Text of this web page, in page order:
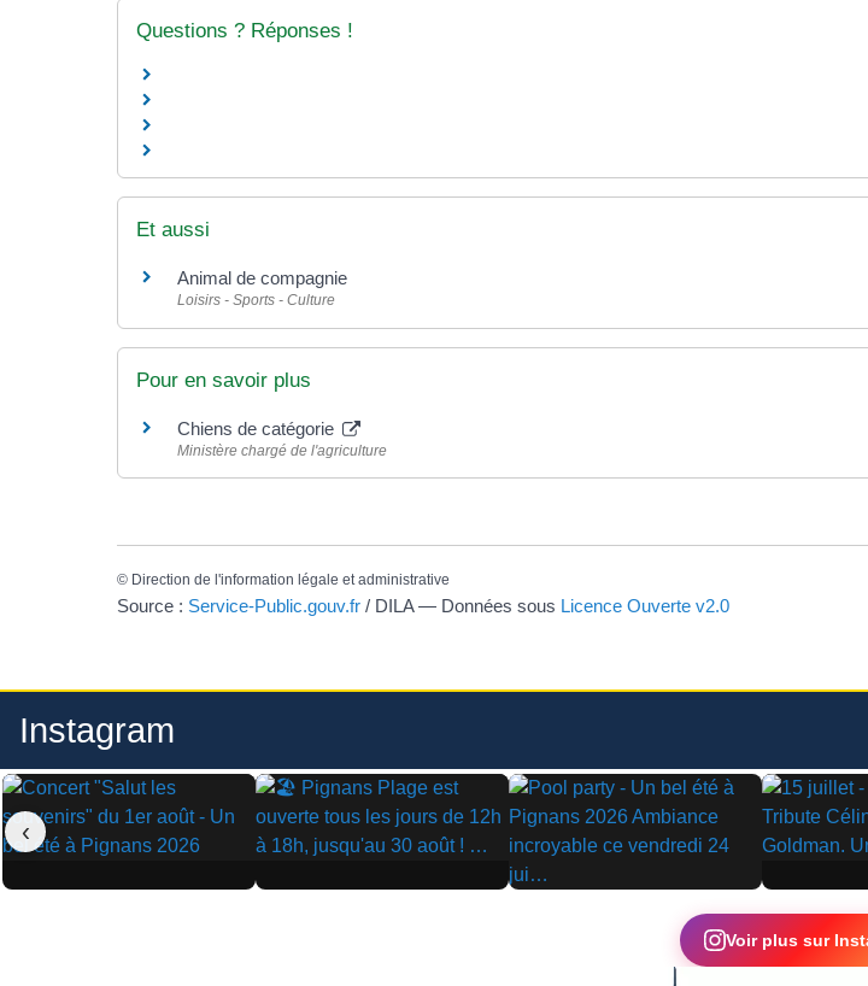
Questions ? Réponses !
Et aussi
Animal de compagnie
Loisirs - Sports - Culture
Pour en savoir plus
Chiens de catégorie
Ministère chargé de l'agriculture
© Direction de l'information légale et administrative
Source : Service-Public.gouv.fr / DILA — Données sous Licence Ouverte v2.0
Instagram
▶ ▶
▶
▶
‹
Voir plus sur